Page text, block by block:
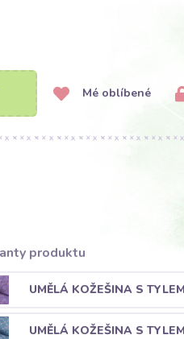
Mé oblíbené
produktu
UMĚLÁ KOŽEŠINA S
UMĚLÁ KOŽEŠINA S